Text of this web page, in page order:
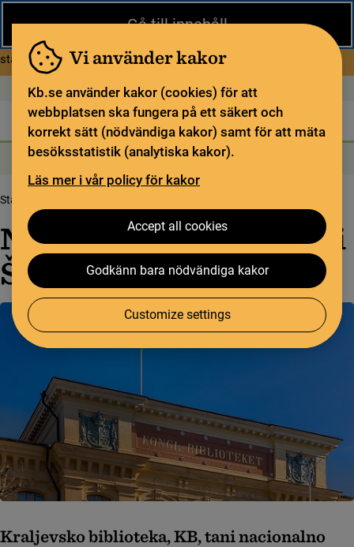
Gå till innehåll
Under sommaren har KB begränsad service och särskilda
öppettider. Vissa veckor är en del funktioner och samlingar
stängda.Read moreabout Begränsad service i sommar
Vi använder kakor
Kb.se använder kakor (cookies) för att
webbplatsen ska fungera på ett säkert och
korrekt sätt (nödvändiga kakor) samt för att mäta
besöksstatistik (analytiska kakor).
Läs mer i vår policy för kakor
Accept all cookies
Godkänn bara nödvändiga kakor
Customize settings
Open today: closedIn English
The library For the library sector Legal deposit
Sök Sök
Söktjänster
Start page
Nacionalno biblioteka ki
Švedska
Kraljevsko biblioteka, KB, tani nacionalno